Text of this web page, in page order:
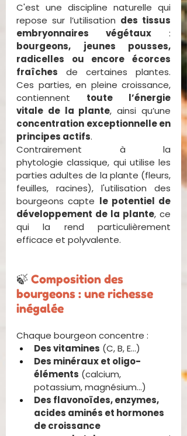
C'est une discipline naturelle qui
repose sur l’utilisation des tissus
embryonnaires végétaux
bourgeons, jeunes pousses,
radicelles ou encore écorces
fraîches de certaines plantes.
Ces parties, en pleine croissance,
contiennent toute l’énergie
vitale de la plante
concentration exceptionnelle en
principes actifs.
Contrairement à la
phytologie classique, qui utilise les
parties adultes de la plante (fleurs,
feuilles, racines), l'utilisation des
bourgeons capte le potentiel de
développement de la plante, ce
qui la rend particulièrement
efficace et polyvalente.
🍃 Composition des
bourgeons : une richesse
inégalée
Chaque bourgeon concentre :
Des vitamines (C, B, E…)
Des minéraux et oligo-
éléments (calcium,
potassium, magnésium…)
Des flavonoïdes, enzymes,
acides aminés et hormones
de croissance